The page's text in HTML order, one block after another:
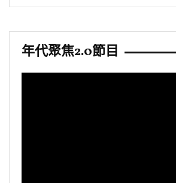
年代聚焦2.0節目